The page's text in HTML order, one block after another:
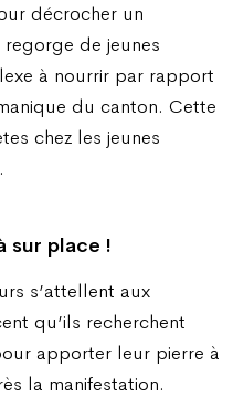
décrocher un
regorge de jeunes
à nourrir par rapport
du canton. Cette
chez les jeunes
sur place !
s’attellent aux
qu’ils recherchent
apporter leur pierre à
la manifestation.